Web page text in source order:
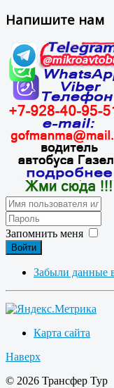
Напишите нам
Запомнить меня
Войти
Забыли данные
Карта сайта
Наверх
© 2026 Трансфер Тур